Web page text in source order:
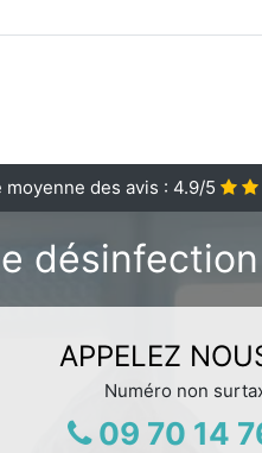
moyenne des avis : 4.9/5
APPELEZ
Numéro non
09 70 14